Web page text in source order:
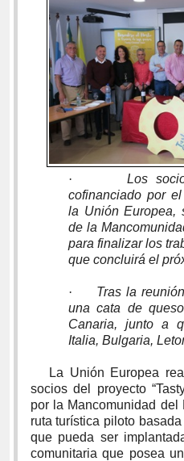
·
Los
cofinanciado por
la Unión Europea,
de la
para finalizar los
que concluirá el
·
Tras la
una cata de
Canaria, junto a
Italia, Bulgaria,
La Unión Europea
socios del proyecto
por la Mancomunidad del
ruta turística piloto
que pueda ser
comunitaria que posea